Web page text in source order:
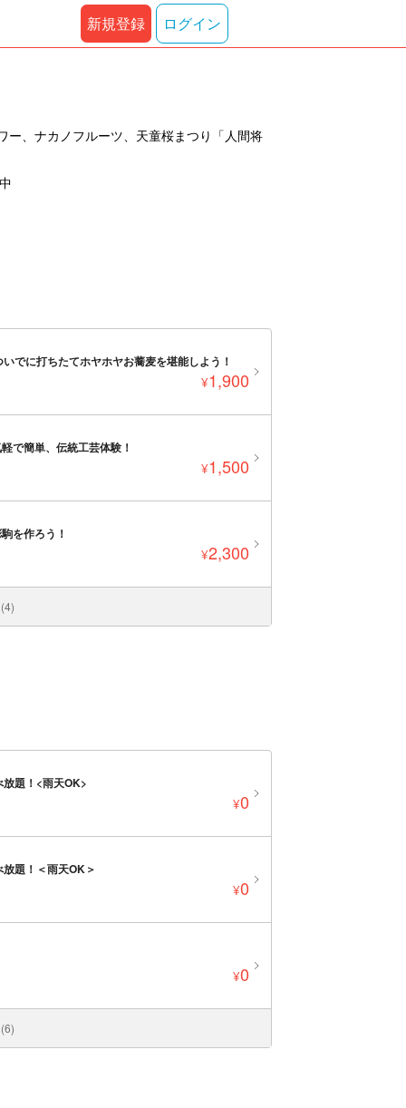
、ナカノフルーツ、天童桜まつり「人間将
でに打ちたてホヤホヤお蕎麦を堪能しよう！
¥1,900
で簡単、伝統工芸体験！
¥1,500
を作ろう！
¥2,300
題！<雨天OK>
¥0
題！＜雨天OK＞
¥0
¥0
新規登録 ログイン